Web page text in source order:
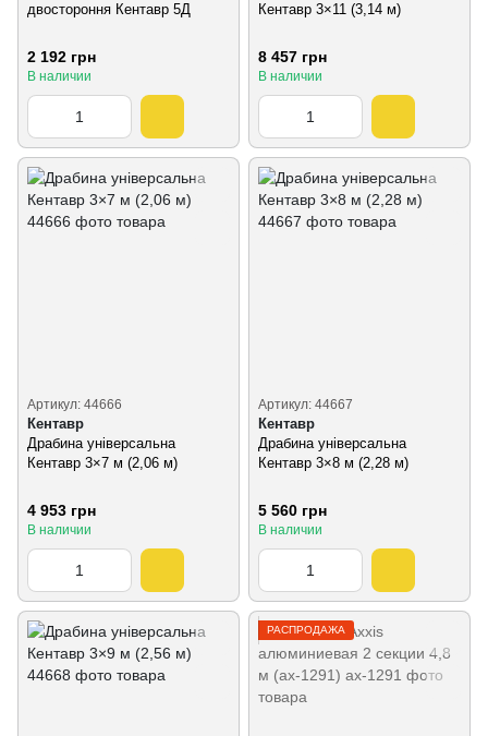
двостороння Кентавр 5Д
2 192 грн
В наличии
Кентавр 3×11 (3,14 м)
8 457 грн
В наличии
Артикул: 44666
Кентавр
Драбина універсальна
Кентавр 3×7 м (2,06 м)
4 953 грн
В наличии
Артикул: 44667
Кентавр
Драбина універсальна
Кентавр 3×8 м (2,28 м)
5 560 грн
В наличии
РАСПРОДАЖА